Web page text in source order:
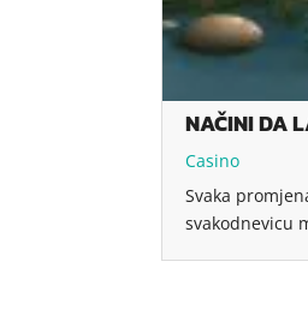
NAČINI DA
Casino
Svaka
svakodnevicu